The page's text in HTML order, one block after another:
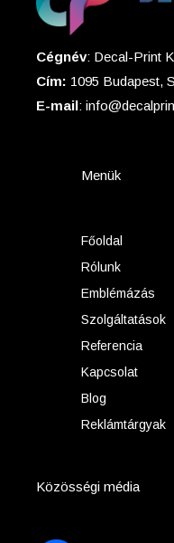
Cégnév: Decal-Print
Cím: 1095 Budapest,
E-mail :
Menük
Főoldal
Rólunk
Emblémázás
Szolgáltatások
Referencia
Kapcsolat
Blog
Reklámtárgyak
Közösségi média